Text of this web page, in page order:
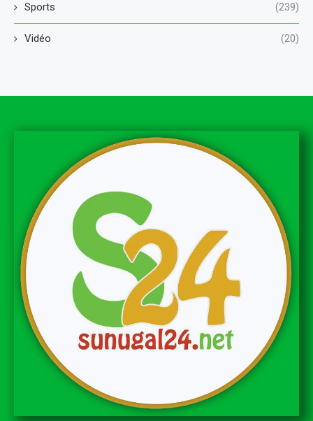
Sports (239)
Vidéo (20)